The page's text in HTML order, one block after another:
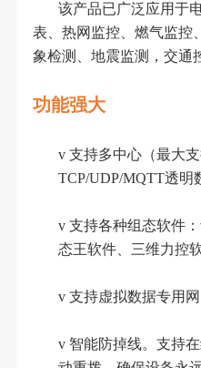
该产品已广泛应用于
表、热网监控、燃气监控
象检测、地震监测，交通
功能强大
v 支持多中心（最大
TCP/UDP/MQTT透明
v 支持各种组态软件
态王软件、三维力控
v 支持虚拟数据专用网
v 智能防掉线。支持